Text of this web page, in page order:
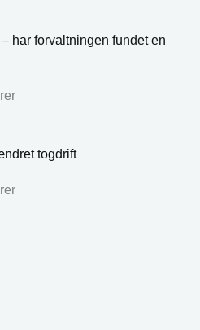
har forvaltningen fundet en
togdrift